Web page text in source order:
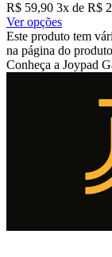
R$ 59,90 3x de R$
Ver opções
Este produto tem
na página do produto
Conheça a Joypad